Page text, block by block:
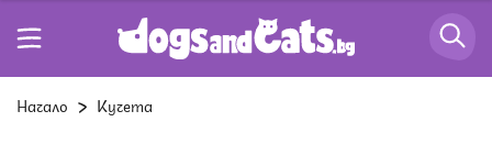
Начало Кучета